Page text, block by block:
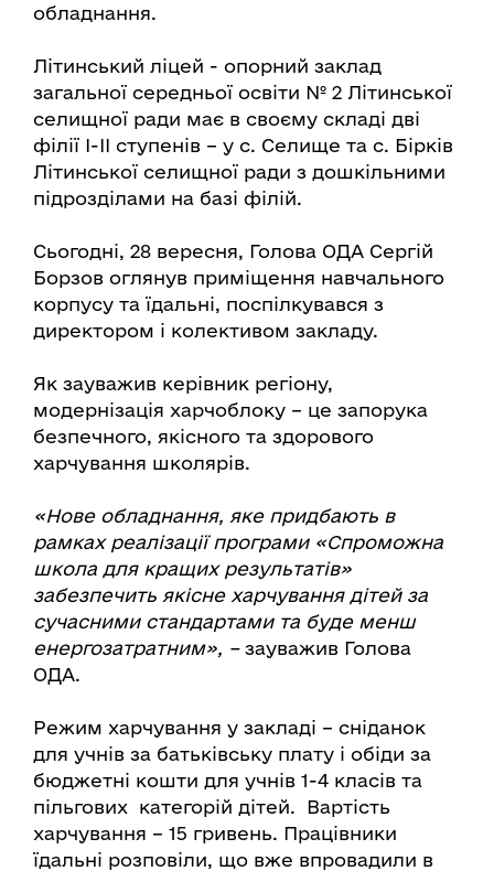
обладнання.
Літинський ліцей - опорний заклад
загальної середньої освіти № 2 Літинської
селищної ради має в своєму складі дві
філії І-ІІ ступенів – у с. Селище та с. Бірків
Літинської селищної ради з дошкільними
підрозділами на базі філій.
Сьогодні, 28 вересня, Голова ОДА Сергій
Борзов оглянув приміщення навчального
корпусу та їдальні, поспілкувався з
директором і колективом закладу.
Як зауважив керівник регіону,
модернізація харчоблоку – це запорука
безпечного, якісного та здорового
харчування школярів.
«Нове обладнання, яке придбають в
рамках реалізації програми «Спроможна
школа для кращих результатів»
забезпечить якісне харчування дітей за
сучасними стандартами та буде менш
енергозатратним», –зауважив Голова
ОДА.
Режим харчування у закладі – сніданок
для учнів за батьківську плату і обіди за
бюджетні кошти для учнів 1-4 класів та
пільгових категорій дітей. Вартість
харчування – 15 гривень. Працівники
їдальні розповіли, що вже впровадили в